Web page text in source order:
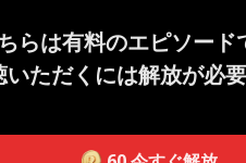
らは有料のエピソード
いただくには解放が必要